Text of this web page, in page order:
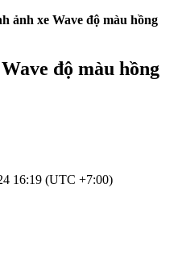
ảnh xe Wave độ màu hồng
độ màu hồng
16:19 (UTC +7:00)